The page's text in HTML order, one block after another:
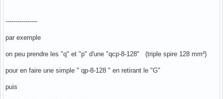
----------------
par exemple
on peu prendre les "q" et "p" d'une "qcp-8-128" (triple spire 128 mm²)
pour en faire une simple " qp-8-128 " en retirant le "G"
puis